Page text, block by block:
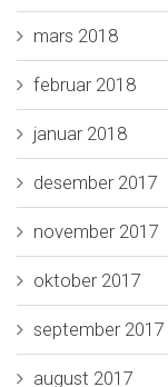
mars 2018
februar 2018
januar 2018
desember 2017
november 2017
oktober 2017
september 2017
august 2017